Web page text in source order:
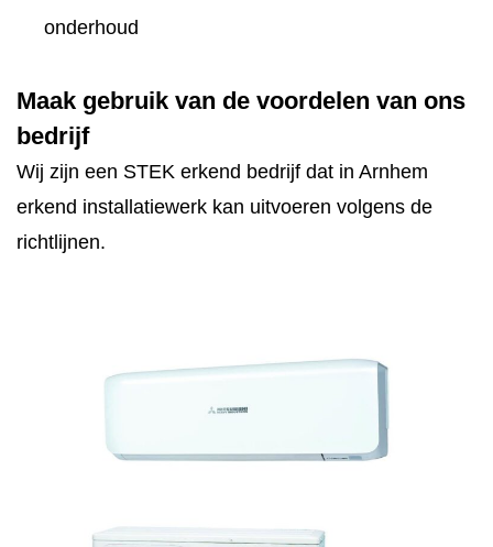
onderhoud
Maak gebruik van de voordelen van ons
bedrijf
Wij zijn een STEK erkend bedrijf dat in Arnhem
erkend installatiewerk kan uitvoeren volgens de
richtlijnen.